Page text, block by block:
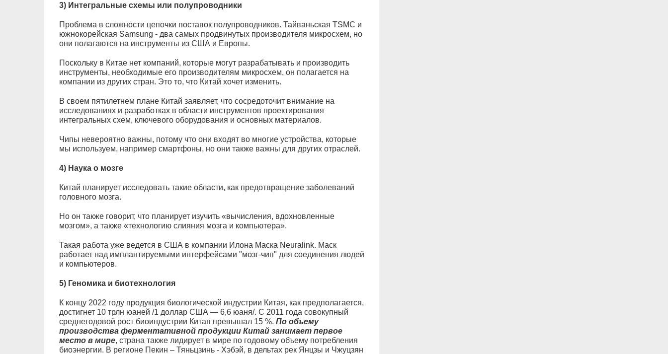
3) Интегральные схемы или полупроводники
Проблема в сложности цепочки поставок полупроводников. Тайваньская TSMC и
южнокорейская Samsung - два самых продвинутых производителя микросхем, но
они полагаются на инструменты из США и Европы.
Поскольку в Китае нет компаний, которые могут разрабатывать и производить
инструменты, необходимые его производителям микросхем, он полагается на
компании из других стран. Это то, что Китай хочет изменить.
В своем пятилетнем плане Китай заявляет, что сосредоточит внимание на
исследованиях и разработках в области инструментов проектирования
интегральных схем, ключевого оборудования и основных материалов.
Чипы невероятно важны, потому что они входят во многие устройства, которые
мы используем, например смартфоны, но они также важны для других отраслей.
4) Наука о мозге
Китай планирует исследовать такие области, как предотвращение заболеваний
головного мозга.
Но он также говорит, что планирует изучить «вычисления, вдохновленные
мозгом», а также «технологию слияния мозга и компьютера».
Такая работа уже ведется в США в компании Илона Маска Neuralink. Маск
работает над имплантируемыми интерфейсами "мозг-чип" для соединения людей
и компьютеров.
5) Геномика и биотехнология
К концу 2022 году продукция биологической индустрии Китая, как предполагается,
достигнет 10 трлн юаней /1 доллар США — 6,6 юаня/. С 2011 года совокупный
среднегодовой рост биоиндустрии Китая превышал 15 %. По объему
производства ферментативной продукции Китай занимает первое
место в мире, страна также лидирует в мире по годовому объему потребления
биоэнергии. В регионе Пекин – Тяньцзинь - Хэбэй, в дельтах рек Янцзы и Чжуцзян